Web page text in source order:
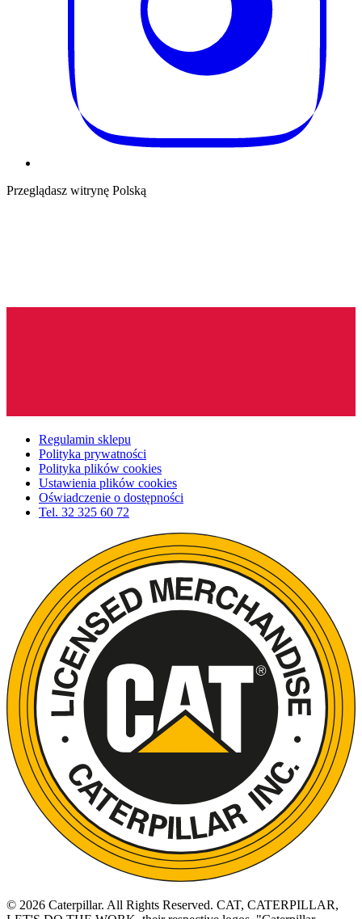
Przeglądasz witrynę Polską
Regulamin sklepu
Polityka prywatności
Polityka plików cookies
Ustawienia plików cookies
Oświadczenie o dostępności
Tel. 32 325 60 72
© 2026 Caterpillar. All Rights Reserved. CAT, CATERPILLAR,